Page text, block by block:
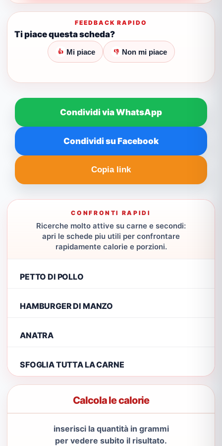
FEEDBACK RAPIDO
Ti piace questa scheda?
👍 Mi piace 👎 Non mi piace
Condividi via WhatsApp
Condividi su Facebook
Copia link
CONFRONTI RAPIDI
Ricerche molto attive su carne e secondi:
apri le schede piu utili per confrontare
rapidamente calorie e porzioni.
PETTO DI POLLO
HAMBURGER DI MANZO
ANATRA
SFOGLIA TUTTA LA CARNE
Calcola le calorie
inserisci la quantità in grammi
per vedere subito il risultato.